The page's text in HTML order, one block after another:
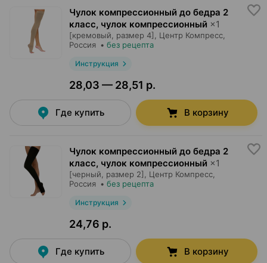
Чулок компрессионный до бедра 2
класс, чулок компрессионный ×1
[кремовый, размер 4], Центр Компресс
Россия • без рецепта
Инструкция
28,03 — 28,51 р.
Где купить В корзину
Чулок компрессионный до бедра 2
класс, чулок компрессионный ×1
[черный, размер 2], Центр Компресс
Россия • без рецепта
Инструкция
24,76 р.
Где купить В корзину